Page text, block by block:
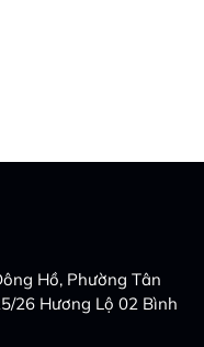
Hồ, Phường Tân
26 Hương Lộ 02 Bình